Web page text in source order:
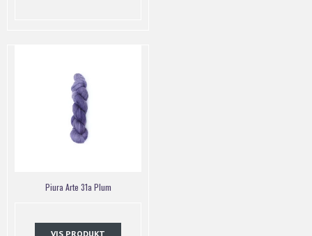
Piura Arte 31a Plum
VIS PRODUKT